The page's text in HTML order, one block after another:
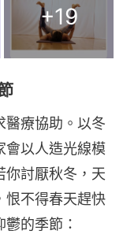
+19
醫療協助。以冬
會以人造光線模
你討厭秋冬，天
恨不得春天趕快
的季節：